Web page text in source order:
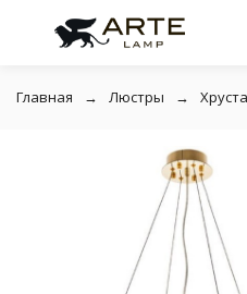
Главная Люстры